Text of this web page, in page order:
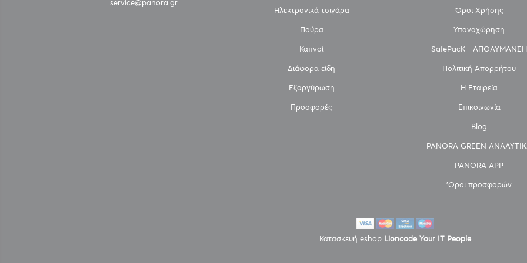
service@panora.gr
Ηλεκτρονικά τσιγάρα
Πούρα
Καπνοί
Διάφορα είδη
Εξαργύρωση
Προσφορές
Όροι Χρήσης
Υπαναχώρηση
SafePacK - ΑΠΟΛΥΜΑΝΣΗ
Πολιτική Απορρήτου
Η Εταιρεία
Επικοινωνία
Blog
PANORA GREEN
PANORA APP
'Οροι προσφορών
Κατασκευή eshop Lioncode Your IT People